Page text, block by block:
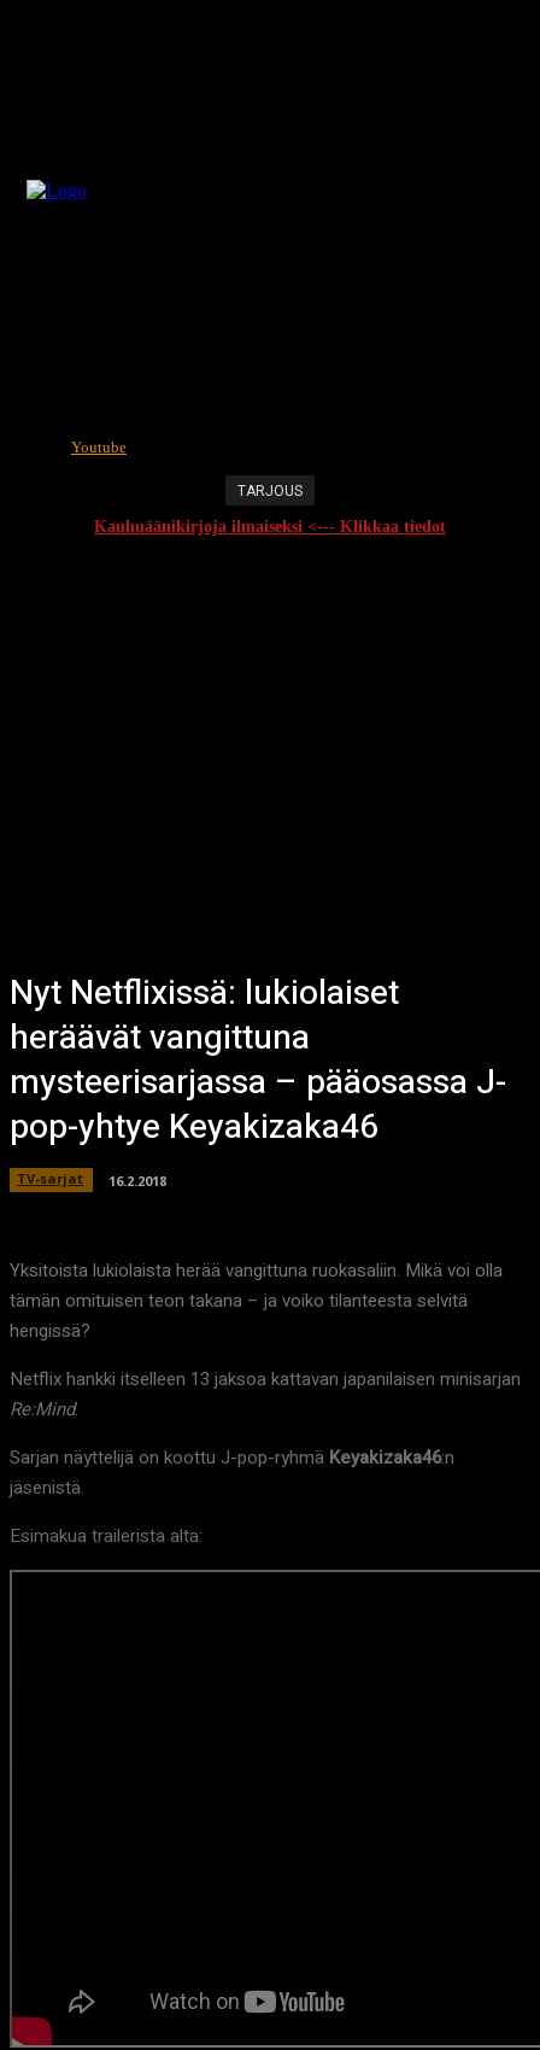
Youtube
TARJOUS
Kauhuäänikirjoja ilmaiseksi <--- Klikkaa tiedot
Nyt Netflixissä: lukiolaiset
heräävät vangittuna
mysteerisarjassa – pääosassa J-
pop-yhtye Keyakizaka46
TV-sarjat 16.2.2018
Yksitoista lukiolaista herää vangittuna ruokasaliin. Mikä voi olla
tämän omituisen teon takana – ja voiko tilanteesta selvitä
hengissä?
Netflix hankki itselleen 13 jaksoa kattavan japanilaisen minisarjan
Re:Mind.
Sarjan näyttelijä on koottu J-pop-ryhmä Keyakizaka46:n
jäsenistä.
Esimakua trailerista alta: